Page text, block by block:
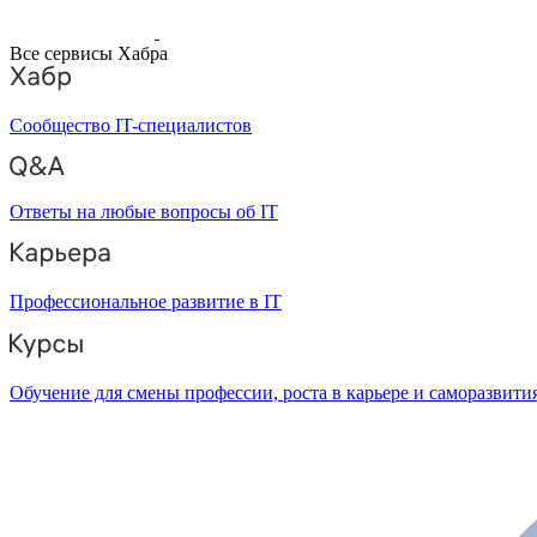
Все сервисы Хабра
Сообщество IT-специалистов
Ответы на любые вопросы об IT
Профессиональное развитие в IT
Обучение для смены профессии, роста в карьере и